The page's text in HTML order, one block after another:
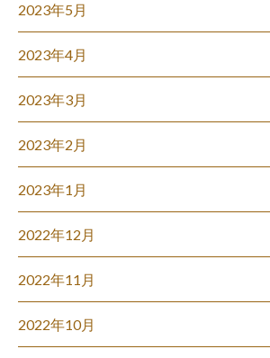
2023年5月
2023年4月
2023年3月
2023年2月
2023年1月
2022年12月
2022年11月
2022年10月